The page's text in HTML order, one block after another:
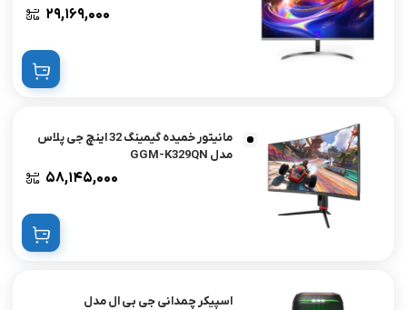
۲۹,۱۶۹,۰۰۰
مانیتور خمیده گیمینگ 32 اینچ جی پلاس
مدل GGM-K329QN
۵۸,۱۴۵,۰۰۰
اسپیکر چمدانی جی بی ال مدل